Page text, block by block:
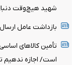
شهید هیچ‌وقت
بازداشت عامل
تأمین کالاهای
است/ اجازه ندهیم